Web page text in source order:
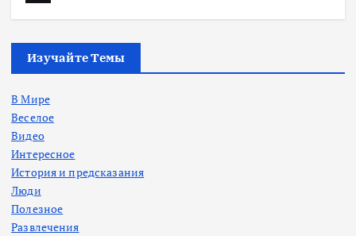
Изучайте Темы
В Мире
Веселое
Видео
Интересное
История и предсказания
Люди
Полезное
Развлечения